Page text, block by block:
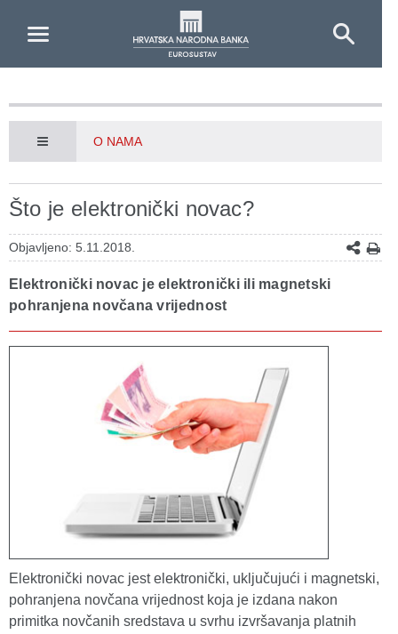
O NAMA
Što je elektronički novac?
Objavljeno: 5.11.2018.
Elektronički novac je elektronički ili magnetski
pohranjena novčana vrijednost
Elektronički novac jest elektronički, uključujući i magnetski,
pohranjena novčana vrijednost koja je izdana nakon
primitka novčanih sredstava u svrhu izvršavanja platnih